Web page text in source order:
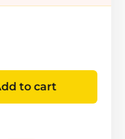
to cart